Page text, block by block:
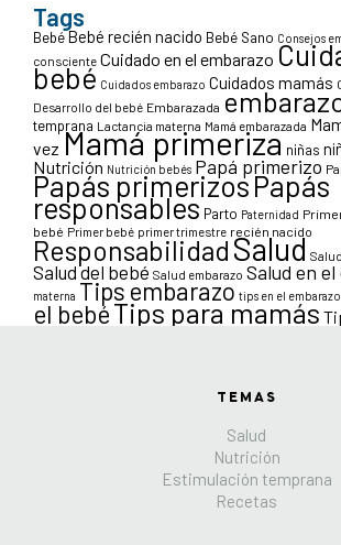
Tags
BebéBebé recién nacido Bebé Sano Consejos
consciente Cuidado en el embarazo
bebé Cuidados embarazo Cuidados mamás
Desarrollo del bebé Embarazada
temprana Lactancia materna Mamá embarazada
vez Mamá primeriza niñas
Nutrición Nutrición bebés Papá primerizo
Papás primerizosPapás
responsables Parto Paternidad
bebé Primer bebé primer trimestre recién nacido
Responsabilidad Salud
Salud del bebé Salud embarazo Salud en
materna Tips embarazo tips en el embarazo
el bebéTips para mamás
TEMAS
Salud
Nutrición
Estimulación temprana
Recetas